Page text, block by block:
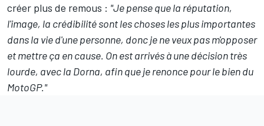
créer plus de remous : "Je pense que la réputation,
l'image, la crédibilité sont les choses les plus importantes
dans la vie d'une personne, donc je ne veux pas m'opposer
et mettre ça en cause. On est arrivés à une décision très
lourde, avec la Dorna, afin que je renonce pour le bien du
MotoGP."